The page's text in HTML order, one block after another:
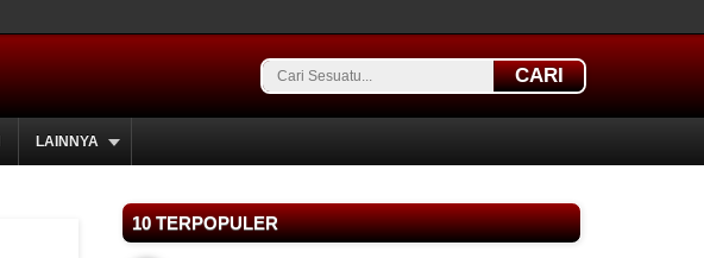
CARI
LAINNYA
10 TERPOPULER